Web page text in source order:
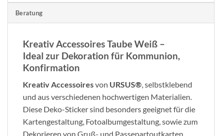
Beratung
Kreativ Accessoires Taube Weiß –
Ideal zur Dekoration für Kommunion,
Konfirmation
Kreativ Accessoiresvon URSUS®, selbstklebend
und aus verschiedenen hochwertigen Materialien.
Diese Deko-Sticker sind besonders geeignet für die
Kartengestaltung, Fotoalbumgestaltung, sowie zum
Dekorieren von Gruß- und Passepartoutkarten,